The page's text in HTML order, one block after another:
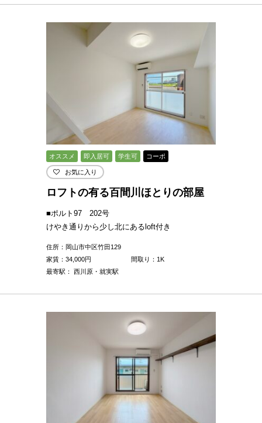
オススメ 即入居可 学生可 コーポ
お気に入り
ロフトの有る百間川ほとりの部屋
■ポルト97 202号
けやき通りから少し北にあるloft付き
住所：岡山市中区竹田129
家賃： 34,000円
間取り：1K
最寄駅： 西川原・就実駅